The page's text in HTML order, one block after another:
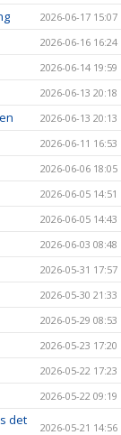
2026-06-17 15:07
2026-06-16 16:24
2026-06-14 19:59
2026-06-13 20:18
2026-06-13 20:13
2026-06-11 16:53
2026-06-06 18:05
2026-06-05 14:51
2026-06-05 14:43
2026-06-03 08:48
2026-05-31 17:57
2026-05-30 21:33
2026-05-29 08:53
2026-05-23 17:20
2026-05-22 17:23
2026-05-22 09:19
det
2026-05-21 14:56